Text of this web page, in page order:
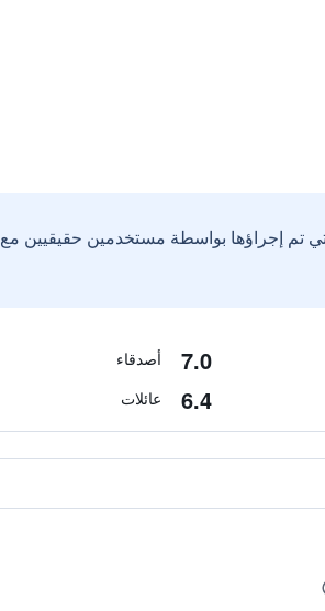
تم إجراؤها بواسطة مستخدمين حقيقيين مع
7.0 أصدقاء
6.4 عائلات